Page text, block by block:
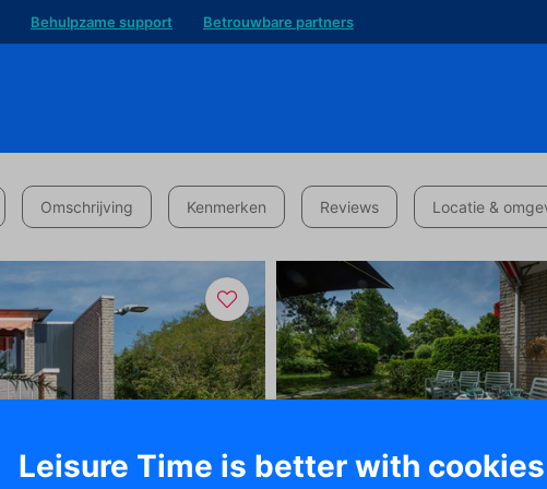
Behulpzame support Betrouwbare partners
Omschrijving Kenmerken Reviews Locatie &
Leisure Time is better with